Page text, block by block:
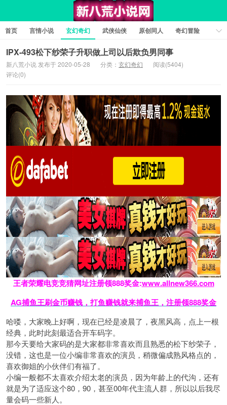
首页 言情小说 玄幻奇幻 武侠仙侠 原创同人
奇幻冒险
女性向小说
女生同人 情色工口 推理悬疑
日系小说
军事历史
短篇小说 科幻未来 经典文学 耽美小说
IPX-493松下纱荣子升职做上司以后欺负男同事
新八荒小说 发布于 2020-05-28 分类： 玄幻奇幻
阅读(5404)
评论(0)
王者荣耀电竞竞猜网址注册领888奖金:www.allnew366.com
AG捕鱼王刷金币赚钱，打鱼赚钱就来捕鱼王，注册领888奖金
哈喽，大家晚上好啊，现在已经是凌晨了，夜黑风高，点上一根
经典，此时此刻最适合开车码字。
那今天要给大家码的是大家都非常喜欢而且熟悉的松下纱荣子 ，
没错，这也是一位小编非常喜欢的演员，稍微偏成熟风格点的，
喜欢御姐的小伙伴们有福了。
小编一般都不太喜欢介绍太老的演员，因为年龄上的代沟，还有
就是为了适应这个80，90，甚至00年代主流人群，所以以后我尽
量会码一些新人。